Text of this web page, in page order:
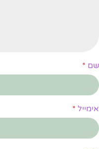
שם *
אימייל *